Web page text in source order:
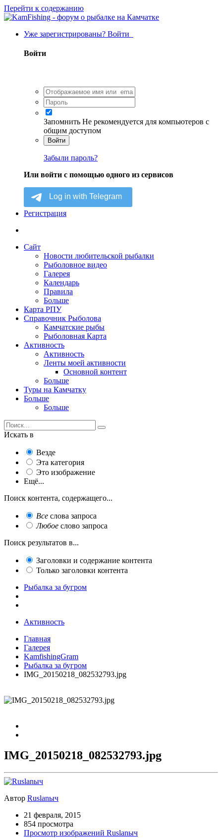
Перейти к содержанию
Уже зарегистрированы? Войти
Войти
Запомнить Не рекомендуется для компьютеров с
общим доступом
Войти
Забыли пароль?
Или войти с помощью одного из сервисов
Регистрация
Сайт
Новости любительской рыбалки
Рыболовное видео
Галерея
Календарь
Правила
Больше
Карта РПУ
Справочник Рыболова
Камчатские рыбы
Рыболовная Карта
Активность
Активность
Ленты моей активности
Основной контент
Больше
Туры на Камчатку
Больше
Больше
Искать в
Везде
Эта категория
Это изображение
Ещё...
Поиск контента, содержащего...
Все слова запроса
Любое слово запроса
Поиск результатов в...
Заголовки и содержание контента
Только заголовки контента
Рыбалка за бугром
Активность
Главная
Галерея
KamfishingGram
Рыбалка за бугром
IMG_20150218_082532793.jpg
IMG_20150218_082532793.jpg
Автор Ruslanыч
21 февраля, 2015
854 просмотра
Просмотр изображений Ruslanыч